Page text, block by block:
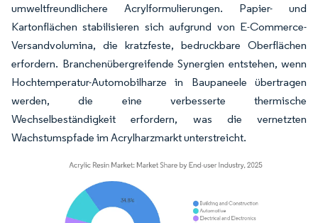
umweltfreundlichere Acrylformulierungen. Papier- und
Kartonflächen stabilisieren sich aufgrund von E-Commerce-
Versandvolumina, die kratzfeste, bedruckbare Oberflächen
erfordern. Branchenübergreifende Synergien entstehen, wenn
Hochtemperatur-Automobilharze in Baupaneele übertragen
werden, die eine verbesserte thermische
Wechselbeständigkeit erfordern, was die vernetzten
Wachstumspfade im Acrylharzmarkt unterstreicht.